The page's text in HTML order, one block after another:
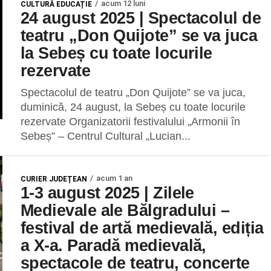
CULTURĂ EDUCAȚIE acum 12 luni
24 august 2025 | Spectacolul de
teatru „Don Quijote” se va juca
la Sebeș cu toate locurile
rezervate
Spectacolul de teatru „Don Quijote” se va juca,
duminică, 24 august, la Sebeș cu toate locurile
rezervate Organizatorii festivalului „Armonii în
Sebeș” – Centrul Cultural „Lucian...
CURIER JUDEȚEAN acum 1 an
1-3 august 2025 | Zilele
Medievale ale Bălgradului –
festival de artă medievală, ediția
a X-a. Paradă medievală,
spectacole de teatru, concerte